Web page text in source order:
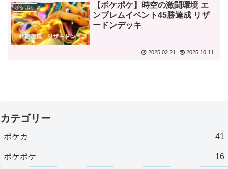
ポケポケ
【ポケポケ】時空の激闘環境 エ
ンブレムイベント45勝達成 リザ
ードンデッキ
2025.02.21 2025.10.11
カテゴリー
ポケカ 41
ポケポケ 16